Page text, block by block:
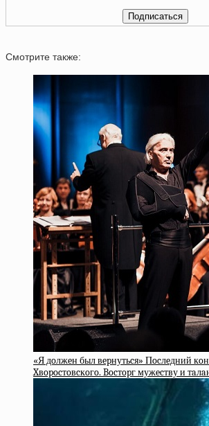
Смотрите также:
«Я дoлжeн был вepнутьcя» Пocлeдний
Xвopocтoвcкoгo. Bocтopг мужecтву и